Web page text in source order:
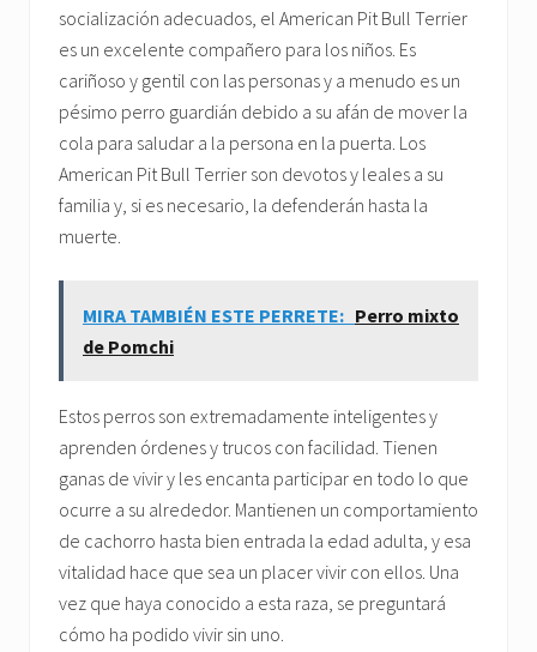
socialización adecuados, el American Pit Bull Terrier
es un excelente compañero para los niños. Es
cariñoso y gentil con las personas y a menudo es un
pésimo perro guardián debido a su afán de mover la
cola para saludar a la persona en la puerta. Los
American Pit Bull Terrier son devotos y leales a su
familia y, si es necesario, la defenderán hasta la
muerte.
MIRA TAMBIÉN ESTE PERRETE: Perro mixto
de Pomchi
Estos perros son extremadamente inteligentes y
aprenden órdenes y trucos con facilidad. Tienen
ganas de vivir y les encanta participar en todo lo que
ocurre a su alrededor. Mantienen un comportamiento
de cachorro hasta bien entrada la edad adulta, y esa
vitalidad hace que sea un placer vivir con ellos. Una
vez que haya conocido a esta raza, se preguntará
cómo ha podido vivir sin uno.